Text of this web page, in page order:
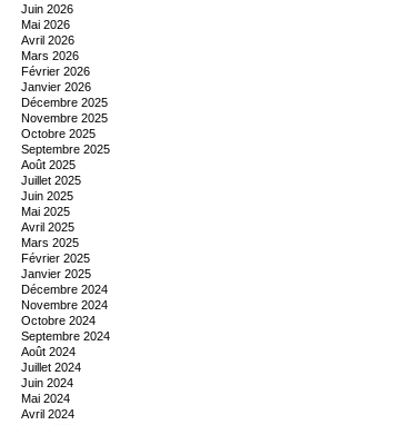
Juin 2026
Mai 2026
Avril 2026
Mars 2026
Février 2026
Janvier 2026
Décembre 2025
Novembre 2025
Octobre 2025
Septembre 2025
Août 2025
Juillet 2025
Juin 2025
Mai 2025
Avril 2025
Mars 2025
Février 2025
Janvier 2025
Décembre 2024
Novembre 2024
Octobre 2024
Septembre 2024
Août 2024
Juillet 2024
Juin 2024
Mai 2024
Avril 2024